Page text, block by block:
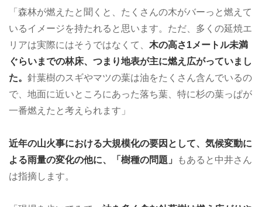
「森林が燃えたと聞くと、たくさんの木がバーっと燃えて
いるイメージを持たれると思います。ただ、多くの延焼エ
リアは実際にはそうではなくて、 木の高さ1メートル未満
ぐらいまでの林床、つまり地表が主に燃え広がっていまし
た。 針葉樹のスギやマツの葉は油をたくさん含んでいるの
で、地面に近いところにあった落ち葉、特に杉の葉っぱが
一番燃えたと考えられます」
近年の山火事における大規模化の要因として、気候変動に
よる雨量の変化の他に、「樹種の問題」
もあると中井さん
は指摘します。